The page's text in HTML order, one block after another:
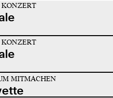
MITMACHEN